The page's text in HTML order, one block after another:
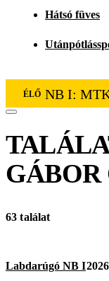
Hátsó füves
ÉLŐ NB I:
GÁBOR
63 találat
Labdarúgó NB I